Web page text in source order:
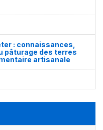
: connaissances,
pâturage des terres
artisanale